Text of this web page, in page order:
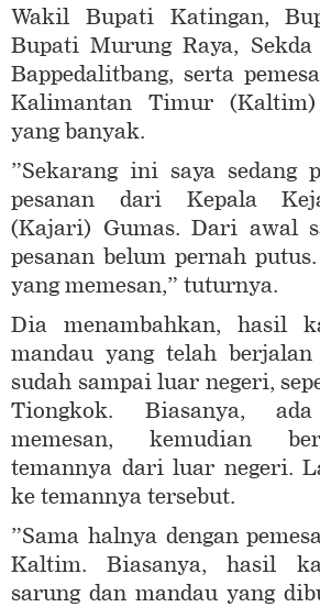
Wakil Bupati Katingan,
Bupati Murung Raya, Sekda
Bappedalitbang, serta
Kalimantan Timur
yang banyak.
”Sekarang ini saya sedang
pesanan dari Kepala
(Kajari) Gumas. Dari awal
pesanan belum pernah
yang memesan,” tuturnya.
Dia menambahkan, hasil
mandau yang telah
sudah sampai luar negeri,
Tiongkok. Biasanya,
memesan, kemudian
temannya dari luar negeri.
ke temannya tersebut.
”Sama halnya dengan
Kaltim. Biasanya, hasil
sarung dan mandau yang